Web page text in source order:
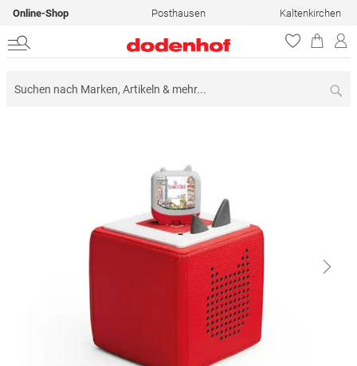
Online-Shop Posthausen Kaltenkirchen